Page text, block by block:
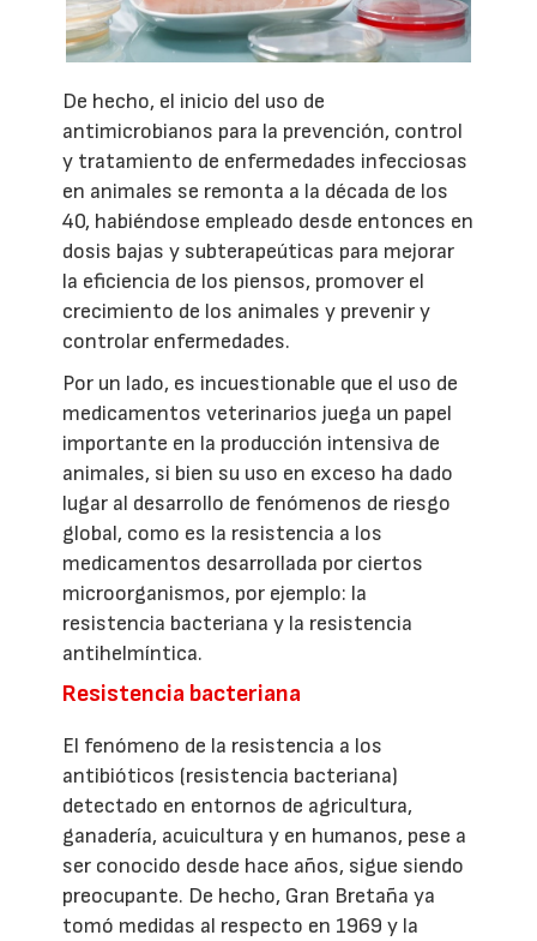
De hecho, el inicio del uso de
antimicrobianos para la prevención, control
y tratamiento de enfermedades infecciosas
en animales se remonta a la década de los
40, habiéndose empleado desde entonces en
dosis bajas y subterapeúticas para mejorar
la eficiencia de los piensos, promover el
crecimiento de los animales y prevenir y
controlar enfermedades.
Por un lado, es incuestionable que el uso de
medicamentos veterinarios juega un papel
importante en la producción intensiva de
animales, si bien su uso en exceso ha dado
lugar al desarrollo de fenómenos de riesgo
global, como es la resistencia a los
medicamentos desarrollada por ciertos
microorganismos, por ejemplo: la
resistencia bacteriana y la resistencia
antihelmíntica.
Resistencia bacteriana
El fenómeno de la resistencia a los
antibióticos (resistencia bacteriana)
detectado en entornos de agricultura,
ganadería, acuicultura y en humanos, pese a
ser conocido desde hace años, sigue siendo
preocupante. De hecho, Gran Bretaña ya
tomó medidas al respecto en 1969 y la